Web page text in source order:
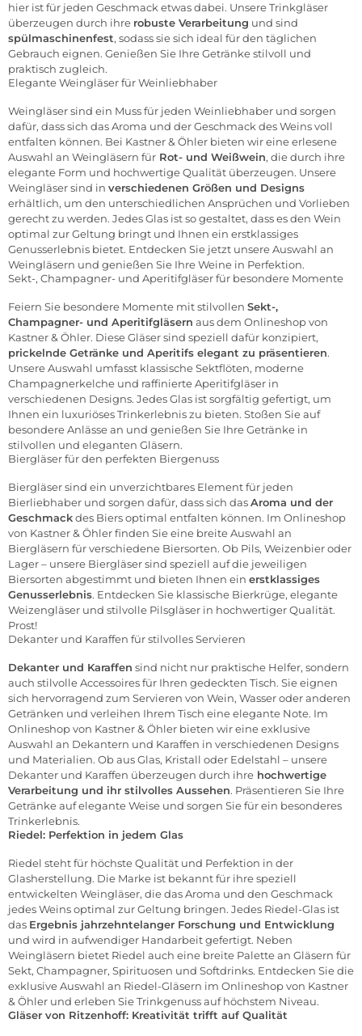
hier ist für jeden Geschmack etwas dabei. Unsere Trinkgläser
überzeugen durch ihre robuste Verarbeitung und sind
spülmaschinenfest, sodass sie sich ideal für den täglichen
Gebrauch eignen. Genießen Sie Ihre Getränke stilvoll und
praktisch zugleich.
Elegante Weingläser für Weinliebhaber
Weingläsersind ein Muss für jeden Weinliebhaber und sorgen
dafür, dass sich das Aroma und der Geschmack des Weins voll
entfalten können. Bei Kastner & Öhler bieten wir eine erlesene
Auswahl an Weingläsern für Rot- und Weißwein, die durch ihre
elegante Form und hochwertige Qualität überzeugen. Unsere
Weingläser sind in verschiedenen Größen und Designs
erhältlich, um den unterschiedlichen Ansprüchen und Vorlieben
gerecht zu werden. Jedes Glas ist so gestaltet, dass es den Wein
optimal zur Geltung bringt und Ihnen ein erstklassiges
Genusserlebnis bietet. Entdecken Sie jetzt unsere Auswahl an
Weingläsern und genießen Sie Ihre Weine in Perfektion.
Sekt-, Champagner- und Aperitifgläser für besondere Momente
Feiern Sie besondere Momente mit stilvollen Sekt-,
Champagner- und Aperitifgläsern aus dem Onlineshop von
Kastner & Öhler. Diese Gläser sind speziell dafür konzipiert,
prickelnde Getränke und Aperitifs elegant zu präsentieren.
Unsere Auswahl umfasst klassische Sektflöten, moderne
Champagnerkelche und raffinierte Aperitifgläser in
verschiedenen Designs. Jedes Glas ist sorgfältig gefertigt, um
Ihnen ein luxuriöses Trinkerlebnis zu bieten. Stoßen Sie auf
besondere Anlässe an und genießen Sie Ihre Getränke in
stilvollen und eleganten Gläsern.
Biergläser für den perfekten Biergenuss
Biergläser sind ein unverzichtbares Element für jeden
Bierliebhaber und sorgen dafür, dass sich dasAroma und der
Geschmackdes Biers optimal entfalten können. Im Onlineshop
von Kastner & Öhler finden Sie eine breite Auswahl an
Biergläsern für verschiedene Biersorten. Ob Pils, Weizenbier oder
Lager – unsere Biergläser sind speziell auf die jeweiligen
Biersorten abgestimmt und bieten Ihnen ein erstklassiges
Genusserlebnis. Entdecken Sie klassische Bierkrüge, elegante
Weizengläser und stilvolle Pilsgläser in hochwertiger Qualität.
Prost!
Dekanter und Karaffen für stilvolles Servieren
Dekanter und Karaffen sind nicht nur praktische Helfer, sondern
auch stilvolle Accessoires für Ihren gedeckten Tisch. Sie eignen
sich hervorragend zum Servieren von Wein, Wasser oder anderen
Getränken und verleihen Ihrem Tisch eine elegante Note. Im
Onlineshop von Kastner & Öhler bieten wir eine exklusive
Auswahl an Dekantern und Karaffen in verschiedenen Designs
und Materialien. Ob aus Glas, Kristall oder Edelstahl – unsere
Dekanter und Karaffen überzeugen durch ihre hochwertige
Verarbeitung und ihr stilvolles Aussehen. Präsentieren Sie Ihre
Getränke auf elegante Weise und sorgen Sie für ein besonderes
Trinkerlebnis.
Riedel: Perfektion in jedem Glas
Riedel steht für höchste Qualität und Perfektion in der
Glasherstellung. Die Marke ist bekannt für ihre speziell
entwickelten Weingläser, die das Aroma und den Geschmack
jedes Weins optimal zur Geltung bringen. Jedes Riedel-Glas ist
das Ergebnis jahrzehntelanger Forschung und Entwicklung
und wird in aufwendiger Handarbeit gefertigt. Neben
Weingläsern bietet Riedel auch eine breite Palette an Gläsern für
Sekt, Champagner, Spirituosen und Softdrinks. Entdecken Sie die
exklusive Auswahl an Riedel-Gläsern im Onlineshop von Kastner
& Öhler und erleben Sie Trinkgenuss auf höchstem Niveau.
Gläser von Ritzenhoff: Kreativität trifft auf Qualität